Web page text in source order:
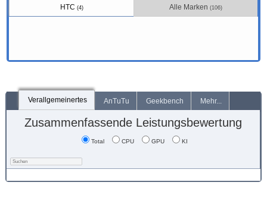
HTC (4) Alle Marken(106)
Verallgemeinertes AnTuTu Geekbench Mehr...
Zusammenfassende Leistungsbewertung
Total CPU GPU KI